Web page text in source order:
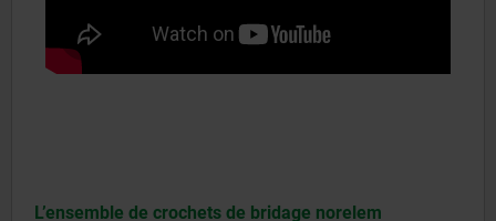
L’ensemble de crochets de bridage norelem